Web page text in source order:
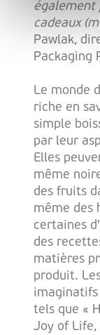
également
cadeaux
Pawlak,
Packaging
Le monde
riche en
simple
par leur
Elles
même
des fruits
même des
certaines
des
matières
produit.
imaginatifs
tels que «
Joy of Life,